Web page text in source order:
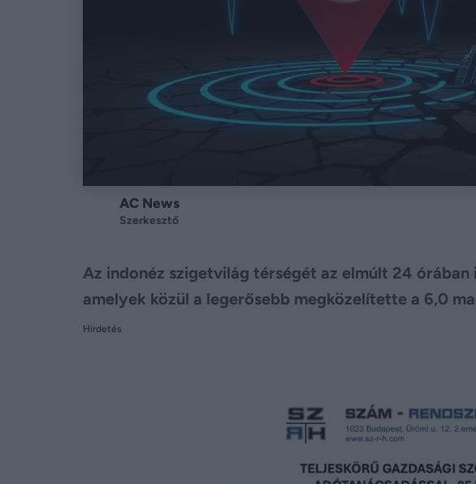
AC News
Szerkesztő
Az indonéz szigetvilág térségét az elmúlt 24
amelyek közül a legerősebb megközelítette a 6,0
Hirdetés